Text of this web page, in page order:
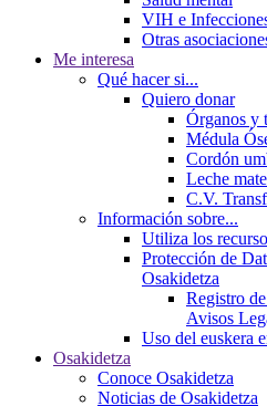
VIH e
Otras
Me interesa
Qué hacer si...
Quiero donar
Órganos y
Médula
Cordón
Leche
C.V.
Información sobre...
Utiliza los
Protección de
Osakidetza
Registro
Avisos
Uso del euskera
Osakidetza
Conoce Osakidetza
Noticias de Osakidetza